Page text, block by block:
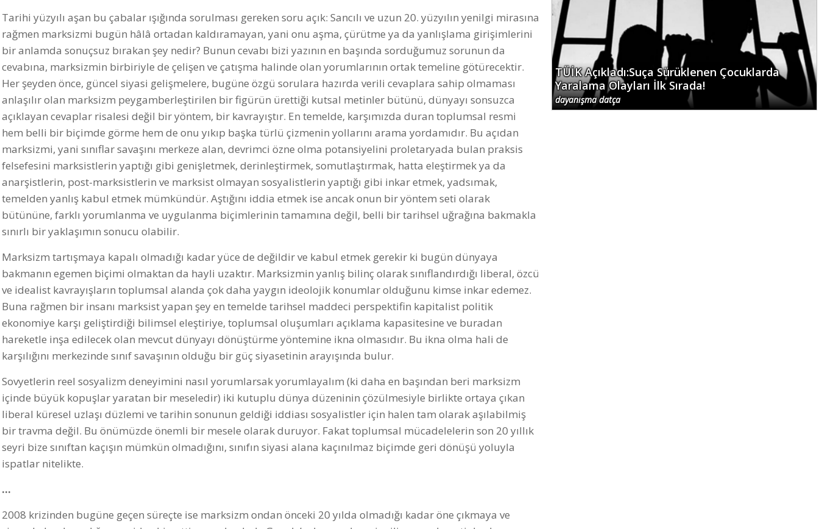
Tarihi yüzyılı aşan bu çabalar ışığında sorulması gereken soru açık: Sancılı ve uzun 20. yüzyılın yenilgi mirasına
rağmen marksizmi bugün hâlâ ortadan kaldıramayan, yani onu aşma, çürütme ya da yanlışlama girişimlerini
bir anlamda sonuçsuz bırakan şey nedir? Bunun cevabı bizi yazının en başında sorduğumuz sorunun da
cevabına, marksizmin birbiriyle de çelişen ve çatışma halinde olan yorumlarının ortak temeline götürecektir.
Her şeyden önce, güncel siyasi gelişmelere, bugüne özgü sorulara hazırda verili cevaplara sahip olmaması
anlaşılır olan marksizm peygamberleştirilen bir figürün ürettiği kutsal metinler bütünü, dünyayı sonsuzca
açıklayan cevaplar risalesi değil bir yöntem, bir kavrayıştır. En temelde, karşımızda duran toplumsal resmi
hem belli bir biçimde görme hem de onu yıkıp başka türlü çizmenin yollarını arama yordamıdır. Bu açıdan
marksizmi, yani sınıflar savaşını merkeze alan, devrimci özne olma potansiyelini proletaryada bulan praksis
felsefesini marksistlerin yaptığı gibi genişletmek, derinleştirmek, somutlaştırmak, hatta eleştirmek ya da
anarşistlerin, post-marksistlerin ve marksist olmayan sosyalistlerin yaptığı gibi inkar etmek, yadsımak,
temelden yanlış kabul etmek mümkündür. Aştığını iddia etmek ise ancak onun bir yöntem seti olarak
bütününe, farklı yorumlanma ve uygulanma biçimlerinin tamamına değil, belli bir tarihsel uğrağına bakmakla
sınırlı bir yaklaşımın sonucu olabilir.
Marksizm tartışmaya kapalı olmadığı kadar yüce de değildir ve kabul etmek gerekir ki bugün dünyaya
bakmanın egemen biçimi olmaktan da hayli uzaktır. Marksizmin yanlış bilinç olarak sınıflandırdığı liberal, özcü
ve idealist kavrayışların toplumsal alanda çok daha yaygın ideolojik konumlar olduğunu kimse inkar edemez.
Buna rağmen bir insanı marksist yapan şey en temelde tarihsel maddeci perspektifin kapitalist politik
ekonomiye karşı geliştirdiği bilimsel eleştiriye, toplumsal oluşumları açıklama kapasitesine ve buradan
hareketle inşa edilecek olan mevcut dünyayı dönüştürme yöntemine ikna olmasıdır. Bu ikna olma hali de
karşılığını merkezinde sınıf savaşının olduğu bir güç siyasetinin arayışında bulur.
Sovyetlerin reel sosyalizm deneyimini nasıl yorumlarsak yorumlayalım (ki daha en başından beri marksizm
içinde büyük kopuşlar yaratan bir meseledir) iki kutuplu dünya düzeninin çözülmesiyle birlikte ortaya çıkan
liberal küresel uzlaşı düzlemi ve tarihin sonunun geldiği iddiası sosyalistler için halen tam olarak aşılabilmiş
bir travma değil. Bu önümüzde önemli bir mesele olarak duruyor. Fakat toplumsal mücadelelerin son 20 yıllık
seyri bize sınıftan kaçışın mümkün olmadığını, sınıfın siyasi alana kaçınılmaz biçimde geri dönüşü yoluyla
ispatlar nitelikte.
…
2008 krizinden bugüne geçen süreçte ise marksizm ondan önceki 20 yılda olmadığı kadar öne çıkmaya ve
TÜİK Açıkladı:Suça Sürüklenen Çocuklarda
Yaralama Olayları İlk Sırada!
dayanışma datça